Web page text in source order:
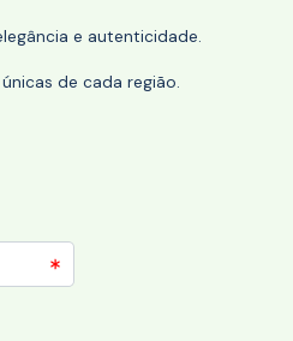
e autenticidade.
de cada região.